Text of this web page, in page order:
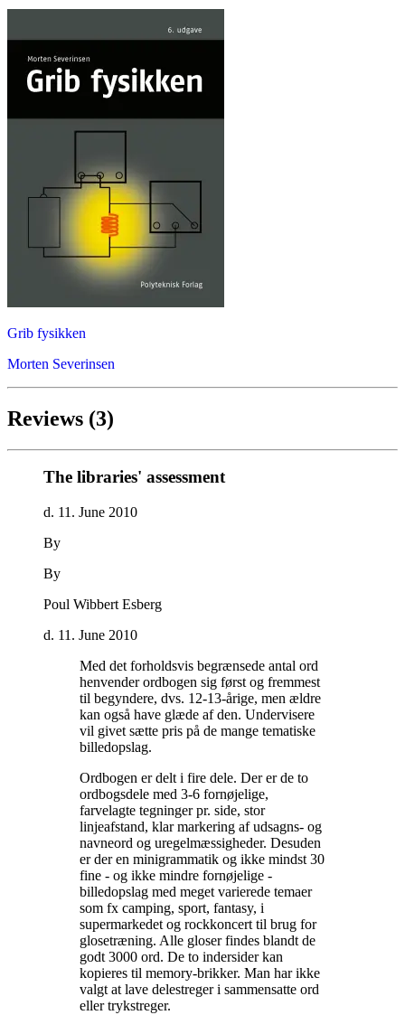
Grib fysikken
Morten Severinsen
Reviews (3)
The libraries' assessment
d. 11. June 2010
By
By
Poul Wibbert Esberg
d. 11. June 2010
Med det forholdsvis begrænsede antal ord
henvender ordbogen sig først og fremmest
til begyndere, dvs. 12-13-årige, men ældre
kan også have glæde af den. Undervisere
vil givet sætte pris på de mange tematiske
billedopslag.
Ordbogen er delt i fire dele. Der er de to
ordbogsdele med 3-6 fornøjelige,
farvelagte tegninger pr. side, stor
linjeafstand, klar markering af udsagns- og
navneord og uregelmæssigheder. Desuden
er der en minigrammatik og ikke mindst 30
fine - og ikke mindre fornøjelige -
billedopslag med meget varierede temaer
som fx camping, sport, fantasy, i
supermarkedet og rockkoncert til brug for
glosetræning. Alle gloser findes blandt de
godt 3000 ord. De to indersider kan
kopieres til memory-brikker. Man har ikke
valgt at lave delestreger i sammensatte ord
eller trykstreger.